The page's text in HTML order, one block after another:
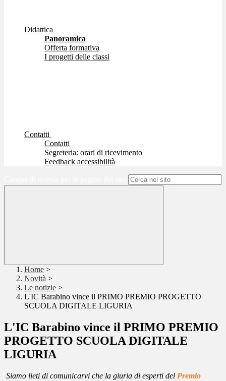
Didattica
Panoramica
Offerta formativa
I progetti delle classi
Contatti
Contatti
Segreteria: orari di ricevimento
Feedback accessibilità
Home >
Novità >
Le notizie >
L'IC Barabino vince il PRIMO PREMIO PROGETTO
SCUOLA DIGITALE LIGURIA
L'IC Barabino vince il PRIMO PREMIO
PROGETTO SCUOLA DIGITALE
LIGURIA
Siamo lieti di comunicarvi che la giuria di esperti del Premio